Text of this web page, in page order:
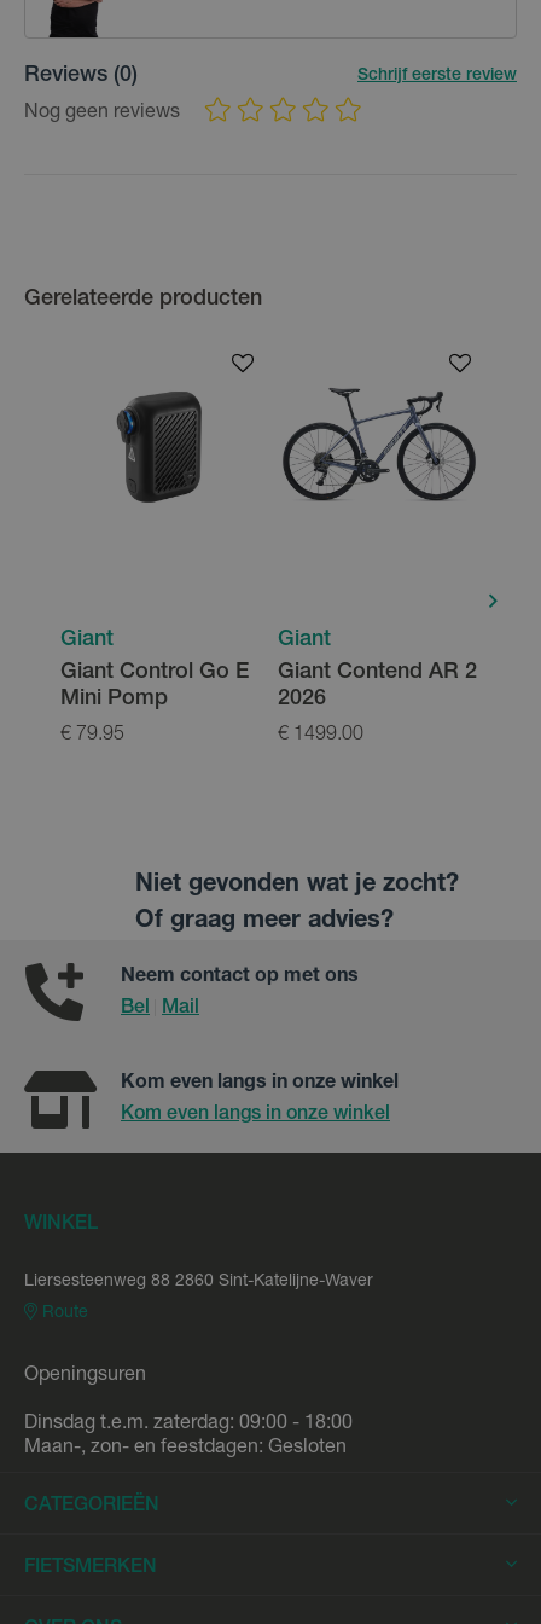
Reviews (0) Schrijf eerste review
Nog geen reviews
Gerelateerde producten
Giant
Giant Control Go E
Mini Pomp
€ 79.95
Giant
Giant Contend AR 2
2026
€ 1499.00
Niet gevonden wat je zocht?
Of graag meer advies?
Neem contact op met ons
Bel
Mail
Kom even langs in onze winkel
Kom even langs in onze winkel
WINKEL
Liersesteenweg 88 2860 Sint-Katelijne-Waver
Route
Openingsuren
Dinsdag t.e.m. zaterdag: 09:00 - 18:00
Maan-, zon- en feestdagen: Gesloten
CATEGORIEËN
Elektrische Fietsen
FIETSMERKEN
Trek